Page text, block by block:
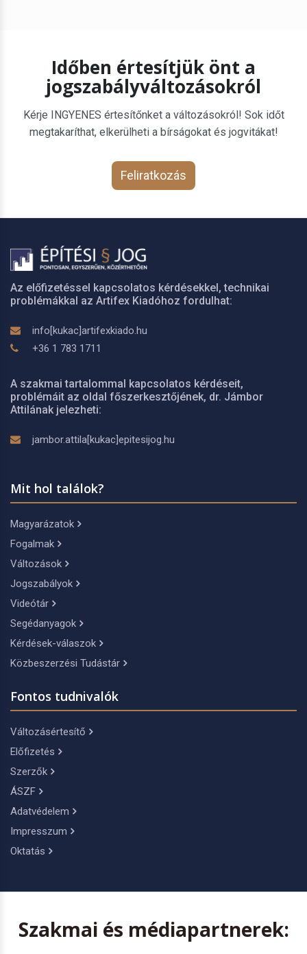
Időben értesítjük önt a
jogszabályváltozásokról
Kérje INGYENES értesítőnket a változásokról! Sok időt
megtakaríthat, elkerülheti a bírságokat és jogvitákat!
Feliratkozás
Az előfizetéssel kapcsolatos kérdésekkel, technikai
problémákkal az Artifex Kiadóhoz fordulhat:
info[kukac]artifexkiado.hu
+36 1 783 1711
A szakmai tartalommal kapcsolatos kérdéseit,
problémáit az oldal főszerkesztőjének, dr. Jámbor
Attilának jelezheti:
jambor.attila[kukac]epitesijog.hu
Mit hol találok?
Magyarázatok
Fogalmak
Változások
Jogszabályok
Videótár
Segédanyagok
Kérdések-válaszok
Közbeszerzési Tudástár
Fontos tudnivalók
Változásértesítő
Előfizetés
Szerzők
ÁSZF
Adatvédelem
Impresszum
Oktatás
Szakmai és médiapartnerek: